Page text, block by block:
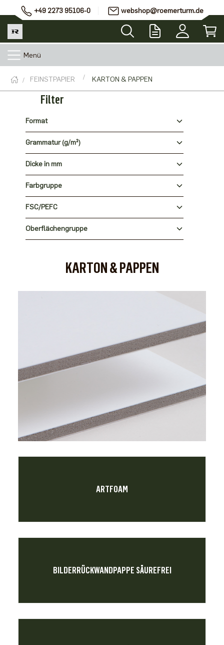
+49 2273 95106-0 webshop@roemerturm.de
Menü
FEINSTPAPIER KARTON & PAPPEN
Filter
Format
Grammatur (g/m²)
Dicke in mm
Farbgruppe
FSC/PEFC
Oberflächengruppe
KARTON & PAPPEN
ARTFOAM
BILDERRÜCKWANDPAPPE SÄUREFREI